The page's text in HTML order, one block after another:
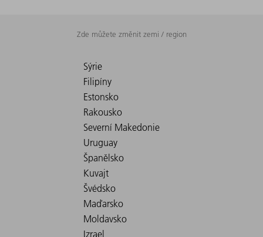
Zde můžete změnit zemi / region